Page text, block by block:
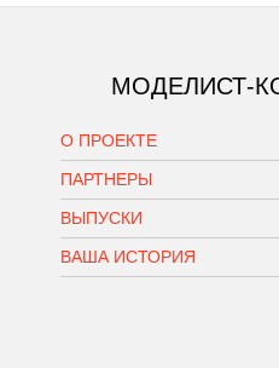
МОДЕЛИСТ-
О ПРОЕКТЕ
ПАРТНЕРЫ
ВЫПУСКИ
ВАША ИСТОРИЯ